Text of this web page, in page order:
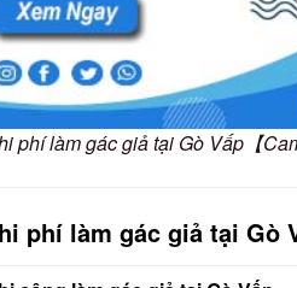
phí làm gác giả tại Gò Vấp【
phí làm gác giả tại Gò